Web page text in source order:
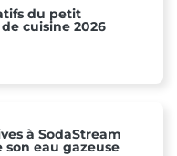
du petit
cuisine 2026
à SodaStream
eau gazeuse